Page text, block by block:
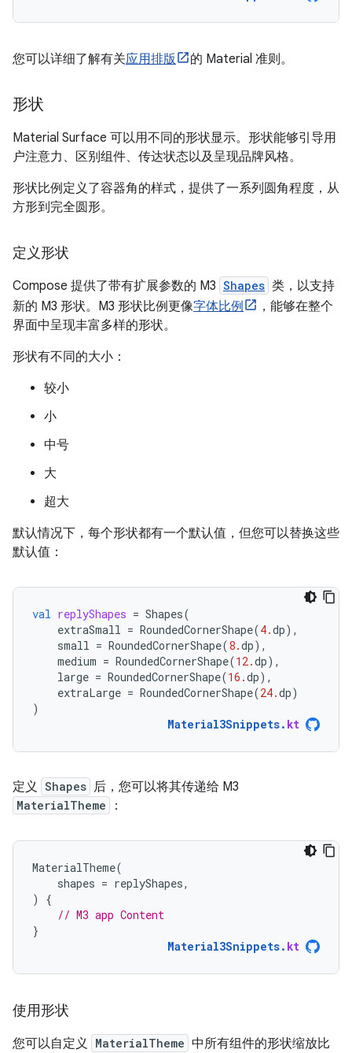
您可以详细了解有关应用排版 的 Material 准则。
形状
Material Surface 可以用不同的形状显示。形状能够引导用
户注意力、区别组件、传达状态以及呈现品牌风格。
形状比例定义了容器角的样式，提供了一系列圆角程度，从
方形到完全圆形。
定义形状
Compose 提供了带有扩展参数的 M3 Shapes 类，以支持
新的 M3 形状。M3 形状比例更像字体比例
，能够在整个
界面中呈现丰富多样的形状。
形状有不同的大小：
较小
小
中号
大
超大
默认情况下，每个形状都有一个默认值，但您可以替换这些
默认值：
val replyShapes = Shapes(
extraSmall = RoundedCornerShape(4.dp),
small = RoundedCornerShape(8.dp),
medium = RoundedCornerShape(12.dp),
large = RoundedCornerShape(16.dp),
extraLarge = RoundedCornerShape(24.dp)
)
Material3Snippets. kt
定义 Shapes 后，您可以将其传递给 M3
MaterialTheme ：
MaterialTheme(
shapes = replyShapes,
)
{
// M3 app Content
}
Material3Snippets. kt
使用形状
您可以自定义 MaterialTheme 中所有组件的形状缩放比